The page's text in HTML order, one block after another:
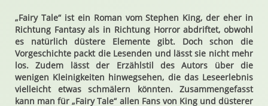
„Fairy Tale“ ist ein Roman vom Stephen King, der eher in
Richtung Fantasy als in Richtung Horror abdriftet, obwohl
es natürlich düstere Elemente gibt. Doch schon die
Vorgeschichte packt die Lesenden und lässt sie nicht mehr
los. Zudem lässt der Erzählstil des Autors über die
wenigen Kleinigkeiten hinwegsehen, die das Leseerlebnis
vielleicht etwas schmälern könnten. Zusammengefasst
kann man für „Fairy Tale“ allen Fans von King und düsterer